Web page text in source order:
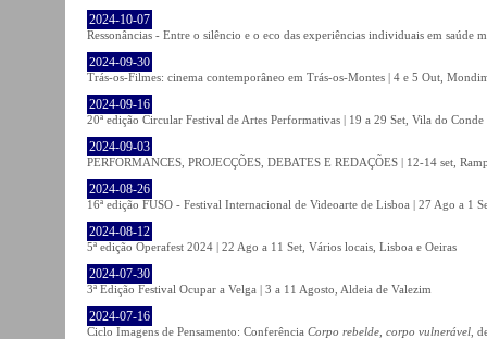
2024-10-07
Ressonâncias - Entre o silêncio e o eco das experiências individuais em
2024-09-30
Trás-os-Filmes: cinema contemporâneo em Trás-os-Montes | 4 e 5 Out,
2024-09-16
20ª edição Circular Festival de Artes Performativas | 19 a 29 Set, Vila do Conde
2024-09-03
PERFORMANCES, PROJECÇÕES, DEBATES E REDAÇÕES | 12-14 set,
2024-08-26
16ª edição FUSO - Festival Internacional de Videoarte de Lisboa | 27 Ago a 1
2024-08-12
5ª edição Operafest 2024 | 22 Ago a 11 Set, Vários locais, Lisboa e Oeiras
2024-07-30
3ª Edição Festival Ocupar a Velga | 3 a 11 Agosto, Aldeia de Valezim
2024-07-16
Ciclo Imagens de Pensamento: Conferência Corpo rebelde, corpo vulnerável ,